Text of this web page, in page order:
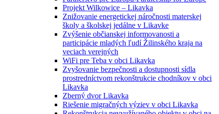
Projekt Wilkowice – Likavka
Znižovanie energetickej náročnosti materskej
školy a školskej jedálne v Likavke
Zvýšenie občianskej informovanosti a
participácie mladých ľudí Žilinského kraja na
veciach verejných
WiFi pre Teba v obci Likavka
Zvyšovanie bezpečnosti a dostupnosti sídla
prostredníctvom rekonštrukcie chodníkov v obci
Likavka
Zberný dvor Likavka
Riešenie migračných výziev v obci Likavka